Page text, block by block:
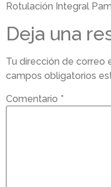
Rotulación Integral
Deja una
Tu dirección de correo
campos obligatorios
Comentario *